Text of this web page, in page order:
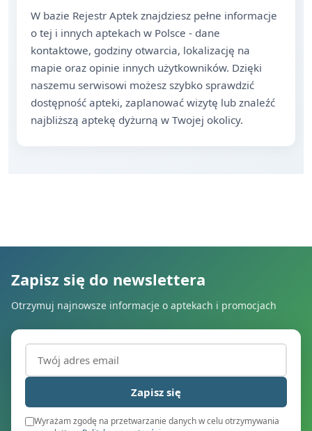
W bazie Rejestr Aptek znajdziesz pełne informacje
o tej i innych aptekach w Polsce - dane
kontaktowe, godziny otwarcia, lokalizację na
mapie oraz opinie innych użytkowników. Dzięki
naszemu serwisowi możesz szybko sprawdzić
dostępność apteki, zaplanować wizytę lub znaleźć
najbliższą aptekę dyżurną w Twojej okolicy.
Zapisz się do newslettera
Otrzymuj najnowsze informacje o aptekach i promocjach
Adres email (wymagany)
Zapisz się
Wyrażam zgodę na przetwarzanie danych w celu otrzymywania